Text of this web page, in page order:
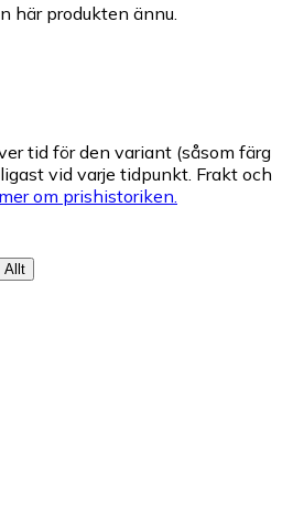
här produkten ännu.
tid för den variant (såsom färg
vid varje tidpunkt. Frakt och
om prishistoriken.
Allt